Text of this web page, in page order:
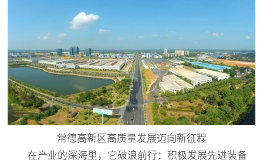
常德高新区高质量发展迈向新征程
在产业的深海里，它破浪前行：积极发展先进装备